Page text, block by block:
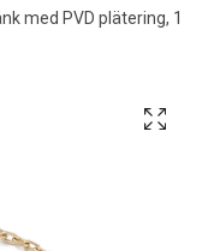
med PVD plätering, 1